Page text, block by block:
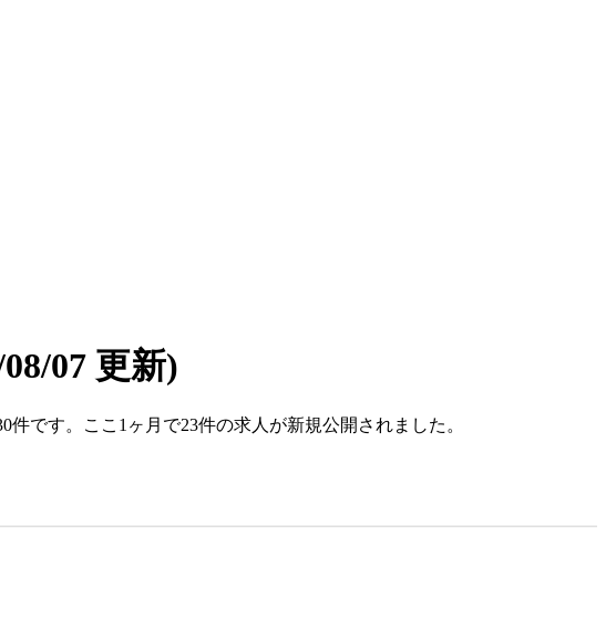
07 更新)
です。ここ1ヶ月で23件の求人が新規公開されました。